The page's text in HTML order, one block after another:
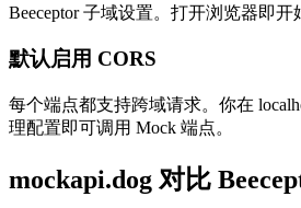
Beeceptor 子域设置。打开浏览器即开
默认启用 CORS
每个端点都支持跨域请求。你在
理配置即可调用 Mock 端点。
mockapi.dog 对比